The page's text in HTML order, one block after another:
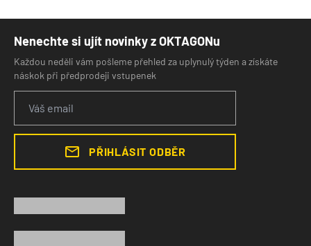
Nenechte si ujít novinky z OKTAGONu
Každou neděli vám pošleme přehled za uplynulý týden a získáte
náskok při předprodeji vstupenek
PŘIHLÁSIT ODBĚR